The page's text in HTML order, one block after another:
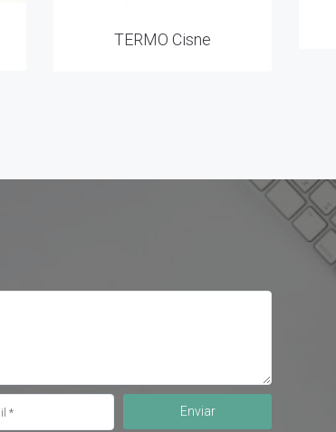
TERMO Cisne
Enviar